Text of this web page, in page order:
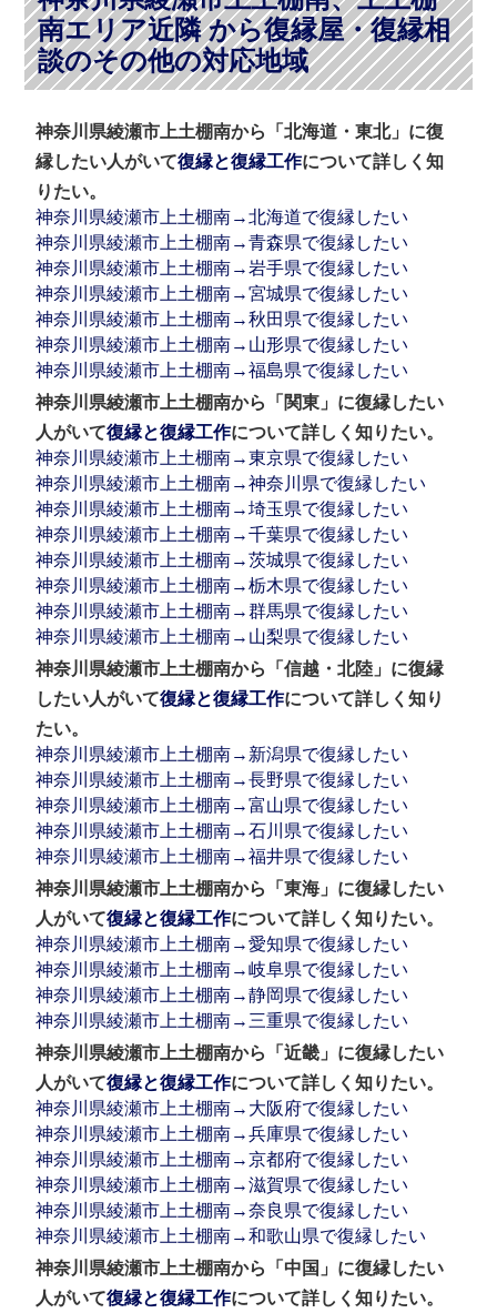
南エリア近隣 から復縁屋・復縁相
談のその他の対応地域
神奈川県綾瀬市上土棚南から「北海道・東北」に復
縁したい人がいて復縁と復縁工作について詳しく知
りたい。
神奈川県綾瀬市上土棚南→北海道で復縁したい
神奈川県綾瀬市上土棚南→青森県で復縁したい
神奈川県綾瀬市上土棚南→岩手県で復縁したい
神奈川県綾瀬市上土棚南→宮城県で復縁したい
神奈川県綾瀬市上土棚南→秋田県で復縁したい
神奈川県綾瀬市上土棚南→山形県で復縁したい
神奈川県綾瀬市上土棚南→福島県で復縁したい
神奈川県綾瀬市上土棚南から「関東」に復縁したい
人がいて復縁と復縁工作について詳しく知りたい。
神奈川県綾瀬市上土棚南→東京県で復縁したい
神奈川県綾瀬市上土棚南→神奈川県で復縁したい
神奈川県綾瀬市上土棚南→埼玉県で復縁したい
神奈川県綾瀬市上土棚南→千葉県で復縁したい
神奈川県綾瀬市上土棚南→茨城県で復縁したい
神奈川県綾瀬市上土棚南→栃木県で復縁したい
神奈川県綾瀬市上土棚南→群馬県で復縁したい
神奈川県綾瀬市上土棚南→山梨県で復縁したい
神奈川県綾瀬市上土棚南から「信越・北陸」に復縁
したい人がいて復縁と復縁工作について詳しく知り
たい。
神奈川県綾瀬市上土棚南→新潟県で復縁したい
神奈川県綾瀬市上土棚南→長野県で復縁したい
神奈川県綾瀬市上土棚南→富山県で復縁したい
神奈川県綾瀬市上土棚南→石川県で復縁したい
神奈川県綾瀬市上土棚南→福井県で復縁したい
神奈川県綾瀬市上土棚南から「東海」に復縁したい
人がいて復縁と復縁工作について詳しく知りたい。
神奈川県綾瀬市上土棚南→愛知県で復縁したい
神奈川県綾瀬市上土棚南→岐阜県で復縁したい
神奈川県綾瀬市上土棚南→静岡県で復縁したい
神奈川県綾瀬市上土棚南→三重県で復縁したい
神奈川県綾瀬市上土棚南から「近畿」に復縁したい
人がいて復縁と復縁工作について詳しく知りたい。
神奈川県綾瀬市上土棚南→大阪府で復縁したい
神奈川県綾瀬市上土棚南→兵庫県で復縁したい
神奈川県綾瀬市上土棚南→京都府で復縁したい
神奈川県綾瀬市上土棚南→滋賀県で復縁したい
神奈川県綾瀬市上土棚南→奈良県で復縁したい
神奈川県綾瀬市上土棚南→和歌山県で復縁したい
神奈川県綾瀬市上土棚南から「中国」に復縁したい
人がいて復縁と復縁工作について詳しく知りたい。